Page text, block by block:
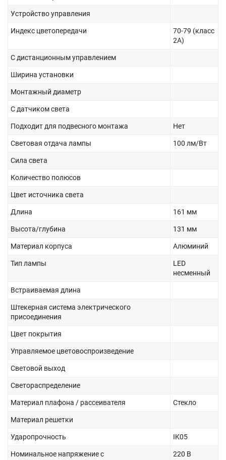
Устройство управления
Индекс цветопередачи
70-79 (класс
2А)
С дистанционным управлением
Ширина установки
Монтажный диаметр
С датчиком света
Подходит для подвесного монтажа Нет
Световая отдача лампы 100 лм/Вт
Сила света
Количество полюсов
Цвет источника света
Длина 161 мм
Высота/глубина 131 мм
Материал корпуса Алюминий
Тип лампы
LED
несменный
Встраиваемая длина
Штекерная система электрического
присоединения
Цвет покрытия
Управляемое цветовоспроизведение
Световой выход
Светораспределение
Материал плафона / рассеивателя Стекло
Материал решетки
Ударопрочность IK05
Номинальное напряжение с 220 В